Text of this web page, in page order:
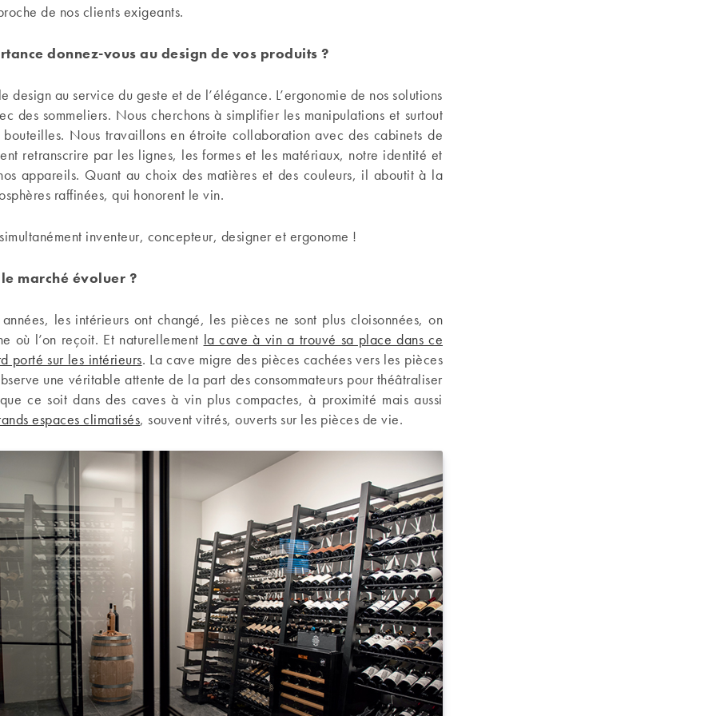
de nos clients exigeants.
donnez-vous au design de vos produits ?
design au service du geste et de l’élégance. L’ergonomie de nos solutions
des sommeliers. Nous cherchons à simplifier les manipulations et surtout
Nous travaillons en étroite collaboration avec des cabinets de
retranscrire par les lignes, les formes et les matériaux, notre identité et
appareils. Quant au choix des matières et des couleurs, il aboutit à la
raffinées, qui honorent le vin.
inventeur, concepteur, designer et ergonome !
marché évoluer ?
les intérieurs ont changé, les pièces ne sont plus cloisonnées, on
où l’on reçoit. Et naturellement la cave à vin a trouvé sa place dans ce
porté sur les intérieurs. La cave migre des pièces cachées vers les pièces
une véritable attente de la part des consommateurs pour théâtraliser
ce soit dans des caves à vin plus compactes, à proximité mais aussi
espaces climatisés, souvent vitrés, ouverts sur les pièces de vie.